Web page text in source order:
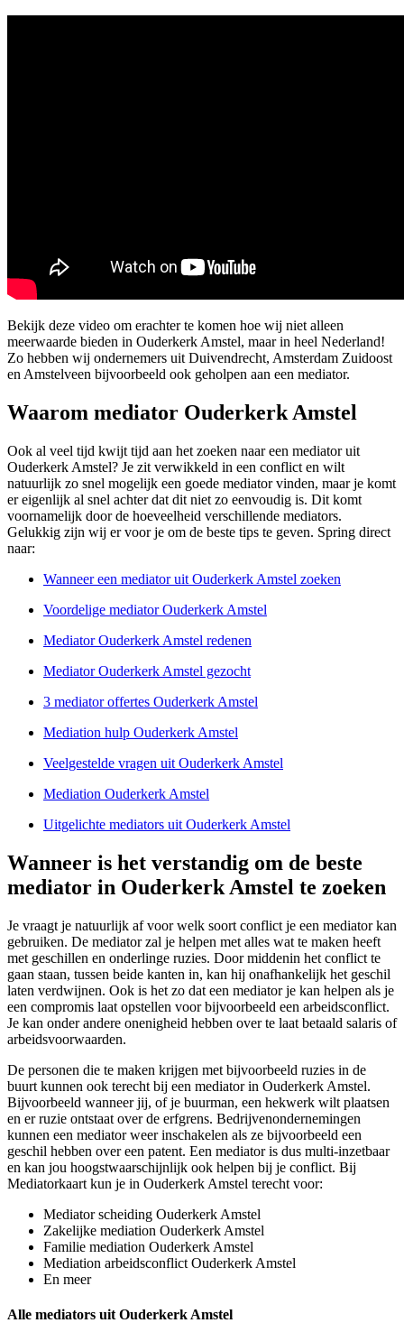
Bekijk deze video om erachter te komen hoe wij niet alleen
meerwaarde bieden in Ouderkerk Amstel, maar in heel Nederland!
Zo hebben wij ondernemers uit Duivendrecht, Amsterdam Zuidoost
en Amstelveen bijvoorbeeld ook geholpen aan een mediator.
Waarom mediator Ouderkerk Amstel
Ook al veel tijd kwijt tijd aan het zoeken naar een mediator uit
Ouderkerk Amstel? Je zit verwikkeld in een conflict en wilt
natuurlijk zo snel mogelijk een goede mediator vinden, maar je komt
er eigenlijk al snel achter dat dit niet zo eenvoudig is. Dit komt
voornamelijk door de hoeveelheid verschillende mediators.
Gelukkig zijn wij er voor je om de beste tips te geven. Spring direct
naar:
Wanneer een mediator uit Ouderkerk Amstel zoeken
Voordelige mediator Ouderkerk Amstel
Mediator Ouderkerk Amstel redenen
Mediator Ouderkerk Amstel gezocht
3 mediator offertes Ouderkerk Amstel
Mediation hulp Ouderkerk Amstel
Veelgestelde vragen uit Ouderkerk Amstel
Mediation Ouderkerk Amstel
Uitgelichte mediators uit Ouderkerk Amstel
Wanneer is het verstandig om de beste
mediator in Ouderkerk Amstel te zoeken
Je vraagt je natuurlijk af voor welk soort conflict je een mediator kan
gebruiken. De mediator zal je helpen met alles wat te maken heeft
met geschillen en onderlinge ruzies. Door middenin het conflict te
gaan staan, tussen beide kanten in, kan hij onafhankelijk het geschil
laten verdwijnen. Ook is het zo dat een mediator je kan helpen als je
een compromis laat opstellen voor bijvoorbeeld een arbeidsconflict.
Je kan onder andere onenigheid hebben over te laat betaald salaris of
arbeidsvoorwaarden.
De personen die te maken krijgen met bijvoorbeeld ruzies in de
buurt kunnen ook terecht bij een mediator in Ouderkerk Amstel.
Bijvoorbeeld wanneer jij, of je buurman, een hekwerk wilt plaatsen
en er ruzie ontstaat over de erfgrens. Bedrijvenondernemingen
kunnen een mediator weer inschakelen als ze bijvoorbeeld een
geschil hebben over een patent. Een mediator is dus multi-inzetbaar
en kan jou hoogstwaarschijnlijk ook helpen bij je conflict. Bij
Mediatorkaart kun je in Ouderkerk Amstel terecht voor:
Mediator scheiding Ouderkerk Amstel
Zakelijke mediation Ouderkerk Amstel
Familie mediation Ouderkerk Amstel
Mediation arbeidsconflict Ouderkerk Amstel
En meer
Alle mediators uit Ouderkerk Amstel